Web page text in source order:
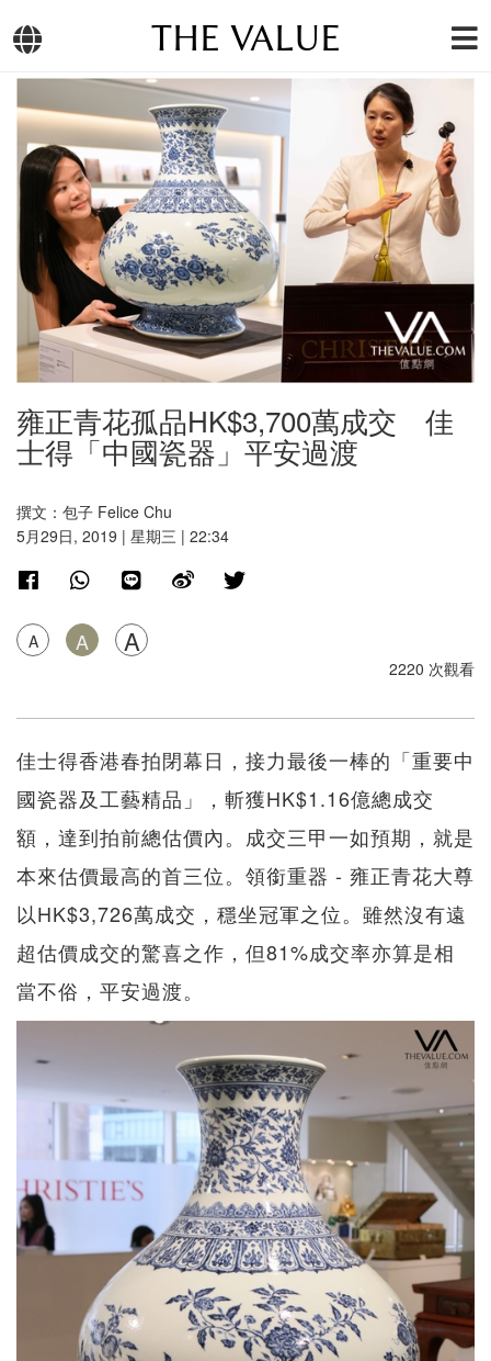
THE VALUE
雍正青花孤品HK$3,700萬成交 佳
士得「中國瓷器」平安過渡
撰文：包子 Felice Chu
5月29日, 2019 | 星期三 | 22:34
A A A
2220 次觀看
佳士得香港春拍閉幕日，接力最後一棒的「重要中
國瓷器及工藝精品」，斬獲HK$1.16億總成交
額，達到拍前總估價內。成交三甲一如預期，就是
本來估價最高的首三位。領銜重器 - 雍正青花大尊
以HK$3,726萬成交，穩坐冠軍之位。雖然沒有遠
超估價成交的驚喜之作，但81%成交率亦算是相
當不俗，平安過渡。